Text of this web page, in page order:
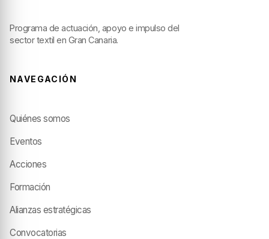
Programa de actuación, apoyo e impulso del
sector textil en Gran Canaria.
NAVEGACIÓN
Quiénes somos
Eventos
Acciones
Formación
Alianzas estratégicas
Convocatorias